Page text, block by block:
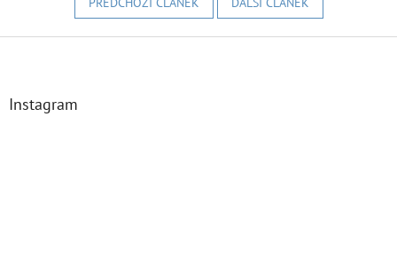
Z
Instagram